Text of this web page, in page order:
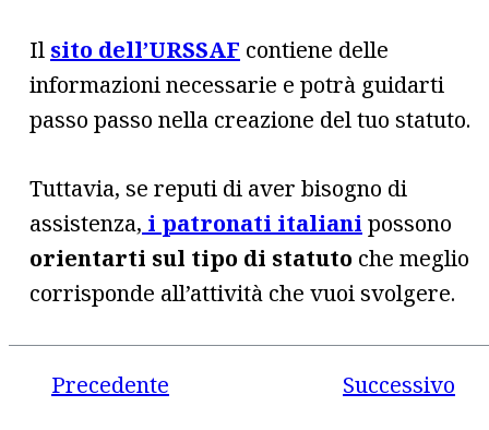
Il sito dell’URSSAF contiene delle
informazioni necessarie e potrà guidarti
passo passo nella creazione del tuo statuto.
Tuttavia, se reputi di aver bisogno di
assistenza, i patronati italiani possono
orientarti sul tipo di statuto che meglio
corrisponde all’attività che vuoi svolgere.
Precedente Successivo